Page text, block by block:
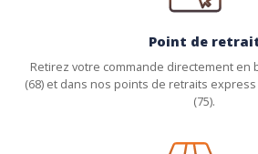
Point de
Retirez votre commande directement en
(68) et dans nos points de retraits express
(75).